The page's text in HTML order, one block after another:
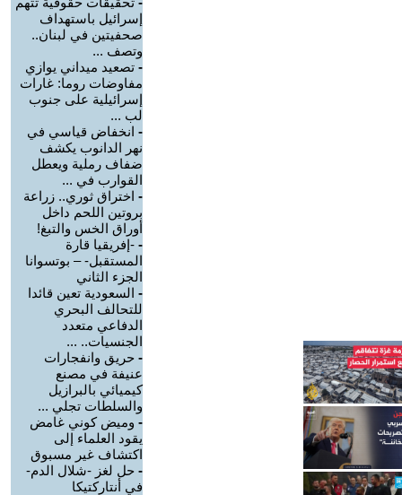
إسرائيل باستهداف
صحفيتين في لبنان..
وتصف ...
- تصعيد ميداني يوازي
مفاوضات روما: غارات
إسرائيلية على جنوب
لب ...
- انخفاض قياسي في
نهر الدانوب يكشف
ضفاف رملية ويعطل
القوارب في ...
- اختراق ثوري.. زراعة
بروتين اللحم داخل
أوراق الخس والتبغ!
- -إفريقيا قارة
المستقبل- – بوتسوانا
الجزء الثاني
- السعودية تعين قائدا
للتحالف البحري
الدفاعي متعدد
الجنسيات.. ...
- حريق وانفجارات
عنيفة في مصنع
كيميائي بالبرازيل
والسلطات تجلي ...
- وميض كوني غامض
يقود العلماء إلى
اكتشاف غير مسبوق
- حل لغز -شلال الدم-
في أنتاركتيكا